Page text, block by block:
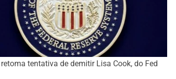
tentativa de demitir Lisa Cook, do Fed